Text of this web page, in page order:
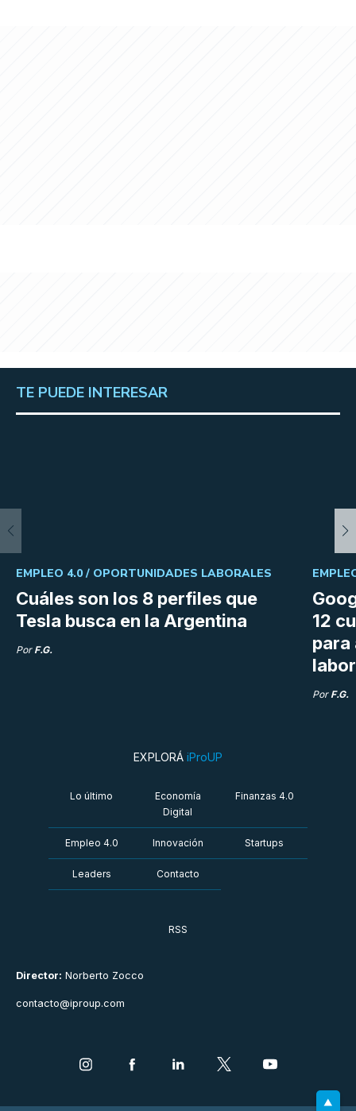
TE PUEDE INTERESAR
Cuáles son los 8 perfiles que
Tesla busca en la Argentina
EMPLEO 4.0 / OPORTUNIDADES LABORALES
Por F.G.
12
para
Por F.G.
Director: Norberto Zocco
contacto@iproup.com
EXPLORÁ iProUP
Lo último
Economía
Digital
Finanzas 4.0
Empleo 4.0 Innovación Startups
Leaders Contacto
RSS